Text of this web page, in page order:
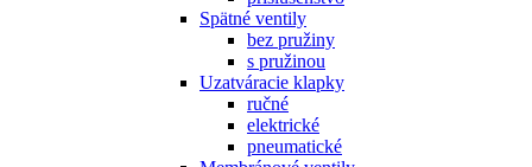
Spätné ventily
bez pružiny
s pružinou
Uzatváracie klapky
ručné
elektrické
pneumatické